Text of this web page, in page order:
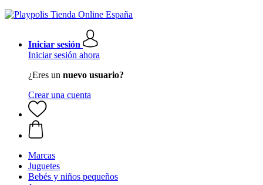
Iniciar sesión
Iniciar sesión ahora
¿Eres un nuevo usuario?
Crear una cuenta
Marcas
Juguetes
Bebés y niños pequeños